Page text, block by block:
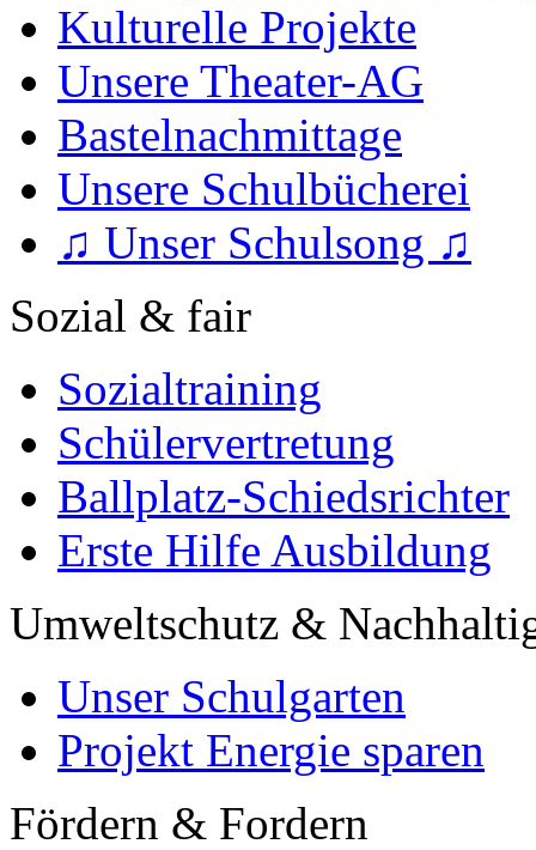
Kulturelle Projekte
Unsere Theater-AG
Bastelnachmittage
Unsere Schulbücherei
♫ Unser Schulsong ♫
Sozial & fair
Sozialtraining
Schülervertretung
Ballplatz-Schiedsrichter
Erste Hilfe Ausbildung
Umweltschutz &
Unser Schulgarten
Projekt Energie sparen
Fördern & Fordern